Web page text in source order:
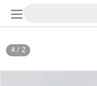
2
/
4